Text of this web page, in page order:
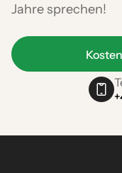
Jahre sprechen!